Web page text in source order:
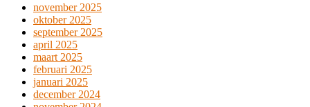
november 2025
oktober 2025
september 2025
april 2025
maart 2025
februari 2025
januari 2025
december 2024